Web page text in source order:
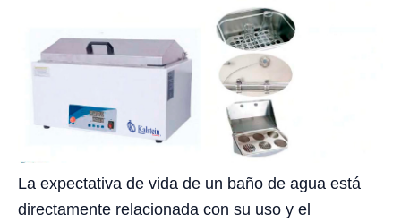
La expectativa de vida de un baño de agua está
directamente relacionada con su uso y el